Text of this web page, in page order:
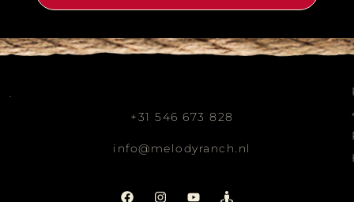
+31 546 673 828
info@melodyranch.nl